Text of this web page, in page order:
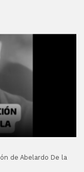
de Abelardo De la